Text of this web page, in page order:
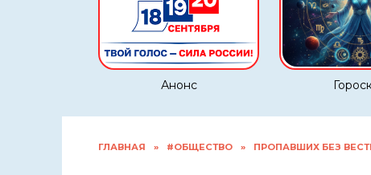
Анонс
ГЛАВНАЯ » #ОБЩЕСТВО » ПРОПАВШИХ БЕЗ